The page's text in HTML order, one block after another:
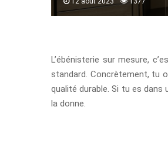
L’ébénisterie sur mesure,
standard. Concrètement, tu
qualité durable. Si tu es
la donne.